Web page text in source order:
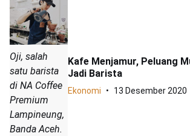
Oji, salah
satu barista
di NA Coffee
Premium
Lampineung,
Banda Aceh.
Kafe Menjamur, Peluang
Jadi Barista
Ekonomi 13 Desember 2020